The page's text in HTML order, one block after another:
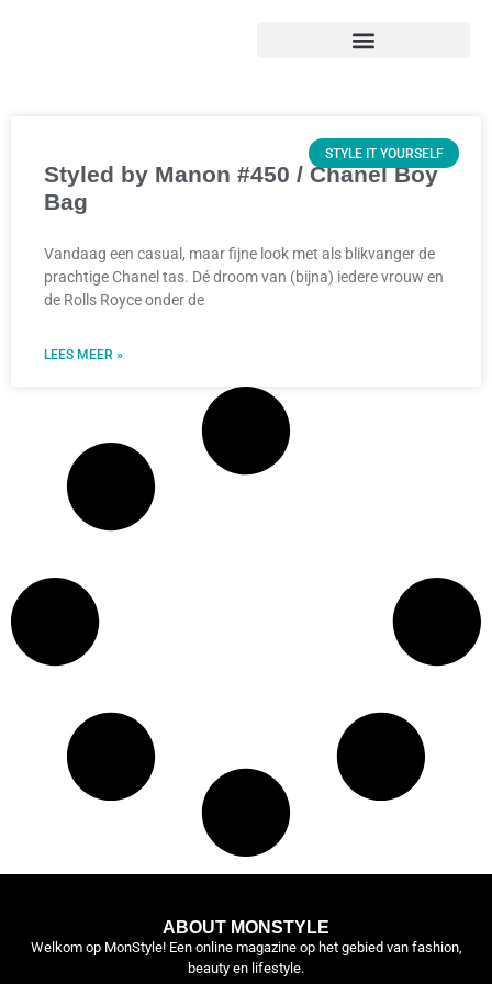
STYLE IT YOURSELF
Styled by Manon #450 / Chanel Boy
Bag
Vandaag een casual, maar fijne look met als blikvanger de
prachtige Chanel tas. Dé droom van (bijna) iedere vrouw en
de Rolls Royce onder de
LEES MEER »
ABOUT MONSTYLE
Welkom op MonStyle! Een online magazine op het gebied van fashion,
beauty en lifestyle.